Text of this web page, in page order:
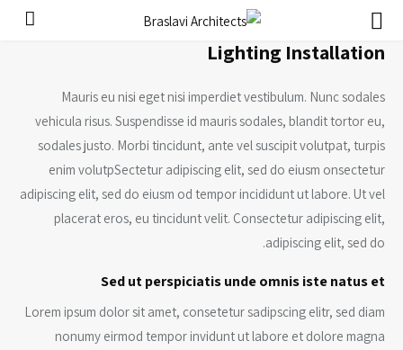
Lighting Installation
Mauris eu nisi eget nisi imperdiet vestibulum. Nunc sodales
vehicula risus. Suspendisse id mauris sodales, blandit tortor eu,
sodales justo. Morbi tincidunt, ante vel suscipit volutpat, turpis
enim volutpSectetur adipiscing elit, sed do eiusm onsectetur
adipiscing elit, sed do eiusm od tempor incididunt ut labore. Ut vel
placerat eros, eu tincidunt velit. Consectetur adipiscing elit,
adipiscing elit, sed do.
Sed ut perspiciatis unde omnis iste natus et
Lorem ipsum dolor sit amet, consetetur sadipscing elitr, sed diam
nonumy eirmod tempor invidunt ut labore et dolore magna